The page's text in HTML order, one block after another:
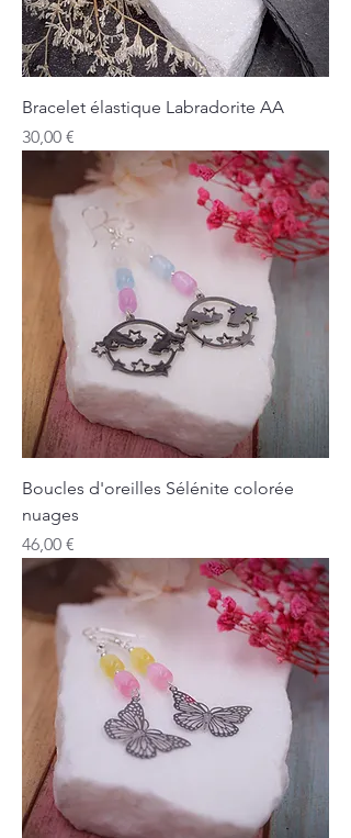
Bracelet élastique Labradorite AA
Prix
30,00 €
Boucles d'oreilles Sélénite colorée
nuages
Prix
46,00 €